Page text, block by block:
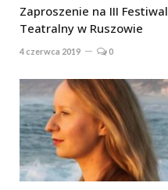
Zaproszenie na III Festiwal
Teatralny w Ruszowie
4 czerwca 2019 0